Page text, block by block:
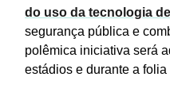
do uso da tecnologia
segurança pública e
polêmica iniciativa será
estádios e durante a folia